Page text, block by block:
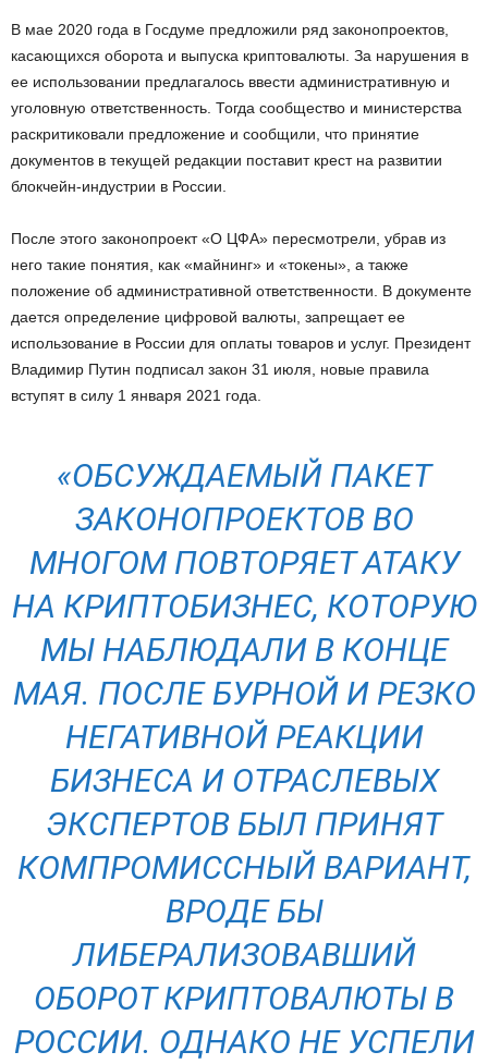
В мае 2020 года в Госдуме предложили ряд законопроектов,
касающихся оборота и выпуска криптовалюты. За нарушения в
ее использовании предлагалось ввести административную и
уголовную ответственность. Тогда сообщество и министерства
раскритиковали предложение и сообщили, что принятие
документов в текущей редакции поставит крест на развитии
блокчейн-индустрии в России.
После этого законопроект «О ЦФА» пересмотрели, убрав из
него такие понятия, как «майнинг» и «токены», а также
положение об административной ответственности. В документе
дается определение цифровой валюты, запрещает ее
использование в России для оплаты товаров и услуг. Президент
Владимир Путин подписал закон 31 июля, новые правила
вступят в силу 1 января 2021 года.
«ОБСУЖДАЕМЫЙ ПАКЕТ
ЗАКОНОПРОЕКТОВ ВО
МНОГОМ ПОВТОРЯЕТ АТАКУ
НА КРИПТОБИЗНЕС, КОТОРУЮ
МЫ НАБЛЮДАЛИ В КОНЦЕ
МАЯ. ПОСЛЕ БУРНОЙ И РЕЗКО
НЕГАТИВНОЙ РЕАКЦИИ
БИЗНЕСА И ОТРАСЛЕВЫХ
ЭКСПЕРТОВ БЫЛ ПРИНЯТ
КОМПРОМИССНЫЙ ВАРИАНТ,
ВРОДЕ БЫ
ЛИБЕРАЛИЗОВАВШИЙ
ОБОРОТ КРИПТОВАЛЮТЫ В
РОССИИ. ОДНАКО НЕ УСПЕЛИ